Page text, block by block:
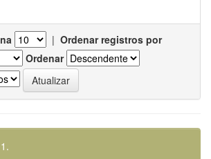
| Ordenar registros por
Ordenar